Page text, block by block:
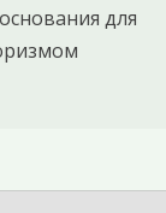
для